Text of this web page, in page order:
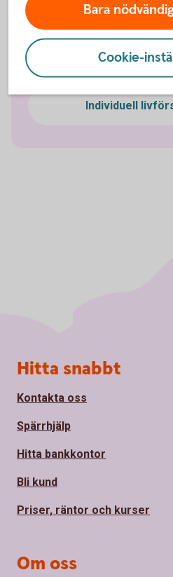
Individuell
Bara
Cookie-
Sidfot
Hitta snabbt
Kontakta oss
Spärrhjälp
Hitta bankkontor
Bli kund
Priser, räntor och kurser
Om oss